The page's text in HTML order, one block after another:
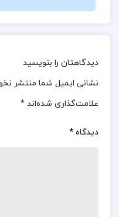
نظام‌های حکومتی در
📌 فهرست مطالب
مشئله روش
دیدگاهتان را بنویسید
نشانی ایمیل شما منتشر
علامت‌گذاری شده‌اند *
دیدگاه *